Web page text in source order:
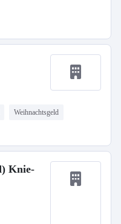
Weihnachtsgeld
Knie-